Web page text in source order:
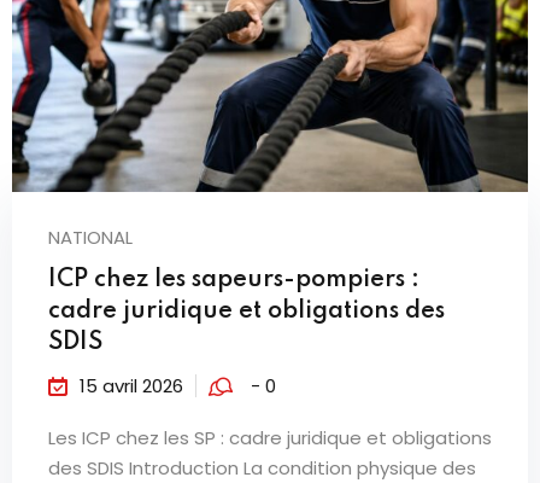
NATIONAL
ICP chez les sapeurs-pompiers :
cadre juridique et obligations des
SDIS
15 avril 2026 - 0
Les ICP chez les SP : cadre juridique et obligations
des SDIS Introduction La condition physique des